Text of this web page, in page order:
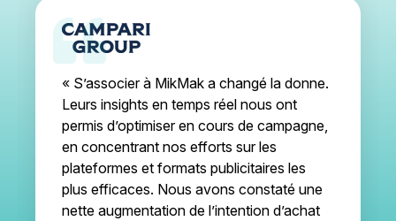
« S’associer à MikMak a changé la donne.
Leurs insights en temps réel nous ont
permis d’optimiser en cours de campagne,
en concentrant nos efforts sur les
plateformes et formats publicitaires les
plus efficaces. Nous avons constaté une
nette augmentation de l’intention d’achat